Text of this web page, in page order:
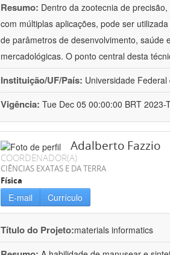
Resumo: Dentro da zootecnia de
com múltiplas aplicações, pode ser
de parâmetros de desenvolvimento, saúde
mercadológicas. O ponto central desta
Instituição/UF/País: Universidade
Vigência: Tue Dec 05 00:00:00 BRT
Adalberto Fazzio
COORDENADOR(A)
CIÊNCIAS EXATAS E DA TERRA
Física
E-mail Currículo
Título do Projeto:materials informatics